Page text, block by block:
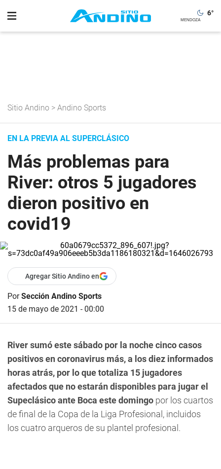
6°
Sitio Andino > Andino Sports
EN LA PREVIA AL SUPERCLÁSICO
Más problemas para
River: otros 5 jugadores
dieron positivo en
covid19
Agregar Sitio Andino en
PorSección Andino Sports
15 de mayo de 2021 - 00:00
River sumó este sábado por la noche cinco casos
positivos en coronavirus más, a los diez informados
horas atrás, por lo que totaliza 15 jugadores
afectados que no estarán disponibles para jugar el
Supeclásico ante Boca este domingo por los cuartos
de final de la Copa de la Liga Profesional, incluidos
los cuatro arqueros de su plantel profesional.